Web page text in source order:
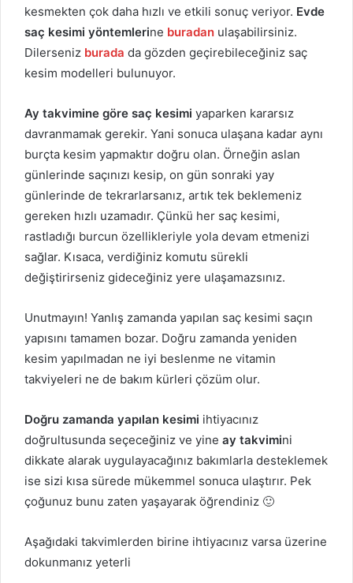
kesmekten çok daha hızlı ve etkili sonuç veriyor. Evde
saç kesimi yöntemlerine buradan ulaşabilirsiniz.
Dilerseniz burada da gözden geçirebileceğiniz saç
kesim modelleri bulunuyor.
Ay takvimine göre saç kesimi yaparken kararsız
davranmamak gerekir. Yani sonuca ulaşana kadar aynı
burçta kesim yapmaktır doğru olan. Örneğin aslan
günlerinde saçınızı kesip, on gün sonraki yay
günlerinde de tekrarlarsanız, artık tek beklemeniz
gereken hızlı uzamadır. Çünkü her saç kesimi,
rastladığı burcun özellikleriyle yola devam etmenizi
sağlar. Kısaca, verdiğiniz komutu sürekli
değiştirirseniz gideceğiniz yere ulaşamazsınız.
Unutmayın! Yanlış zamanda yapılan saç kesimi saçın
yapısını tamamen bozar. Doğru zamanda yeniden
kesim yapılmadan ne iyi beslenme ne vitamin
takviyeleri ne de bakım kürleri çözüm olur.
Doğru zamanda yapılan kesimi ihtiyacınız
doğrultusunda seçeceğiniz ve yine ay takvimini
dikkate alarak uygulayacağınız bakımlarla desteklemek
ise sizi kısa sürede mükemmel sonuca ulaştırır. Pek
çoğunuz bunu zaten yaşayarak öğrendiniz 🙂
Aşağıdaki takvimlerden birine ihtiyacınız varsa üzerine
dokunmanız yeterli